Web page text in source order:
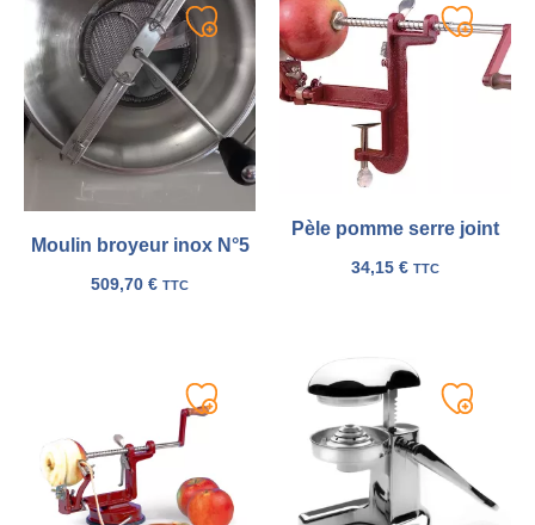
Moulin broyeur inox N°5
509,70 € TTC
Ajouter
liste
Pèle pomme serre joint
34,15 € TTC
Ajouter
liste
Ajouter
Ajouter